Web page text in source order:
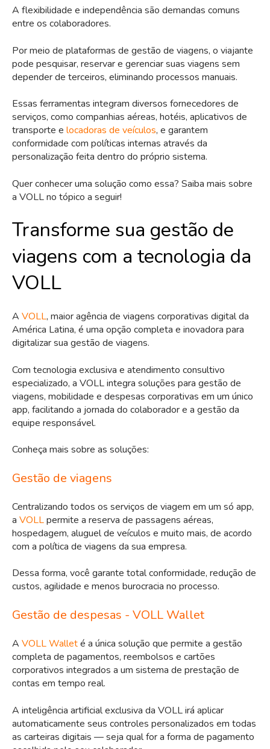
A flexibilidade e independência são demandas comuns
entre os colaboradores.
Por meio de plataformas de gestão de viagens, o viajante
pode pesquisar, reservar e gerenciar suas viagens sem
depender de terceiros, eliminando processos manuais.
Essas ferramentas integram diversos fornecedores de
serviços, como companhias aéreas, hotéis, aplicativos de
transporte e locadoras de veículos, e garantem
conformidade com políticas internas através da
personalização feita dentro do próprio sistema.
Quer conhecer uma solução como essa? Saiba mais sobre
a VOLL no tópico a seguir!
Transforme sua gestão de
viagens com a tecnologia da
VOLL
A VOLL, maior agência de viagens corporativas digital da
América Latina, é uma opção completa e inovadora para
digitalizar sua gestão de viagens.
Com tecnologia exclusiva e atendimento consultivo
especializado, a VOLL integra soluções para gestão de
viagens, mobilidade e despesas corporativas em um único
app, facilitando a jornada do colaborador e a gestão da
equipe responsável.
Conheça mais sobre as soluções:
Gestão de viagens
Centralizando todos os serviços de viagem em um só app,
a VOLLpermite a reserva de passagens aéreas,
hospedagem, aluguel de veículos e muito mais, de acordo
com a política de viagens da sua empresa.
Dessa forma, você garante total conformidade, redução de
custos, agilidade e menos burocracia no processo.
Gestão de despesas - VOLL Wallet
A VOLL Walleté a única solução que permite a gestão
completa de pagamentos, reembolsos e cartões
corporativos integrados a um sistema de prestação de
contas em tempo real.
A inteligência artificial exclusiva da VOLL irá aplicar
automaticamente seus controles personalizados em todas
as carteiras digitais — seja qual for a forma de pagamento